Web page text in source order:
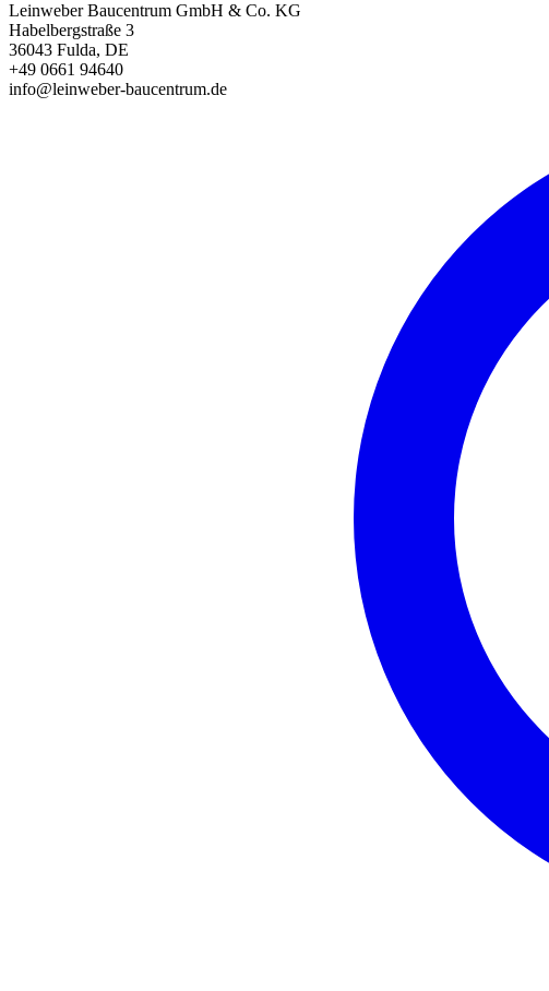
Leinweber Baucentrum GmbH & Co. KG
Habelbergstraße 3
36043 Fulda, DE
+49 0661 94640
info@leinweber-baucentrum.de